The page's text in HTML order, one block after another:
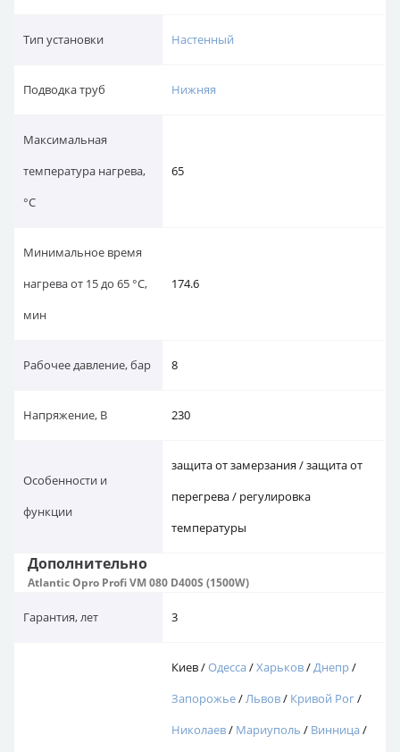
Тип установки Настенный
Подводка труб Нижняя
Максимальная
температура нагрева,
°С
65
Минимальное время
нагрева от 15 до 65 °С,
мин
174.6
Рабочее давление, бар 8
Напряжение, В 230
Особенности и
функции
защита от замерзания / защита от
перегрева / регулировка
температуры
Дополнительно
Atlantic Opro Profi VM 080 D400S (1500W)
Гарантия, лет 3
Киев /Одесса/Харьков/Днепр/
Запорожье/Львов/ Кривой Рог/
Николаев/ Мариуполь / Винница/